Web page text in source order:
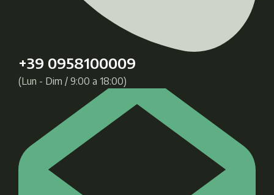
+39 0958100009
(Lun - Dim / 9:00 a 18:00)